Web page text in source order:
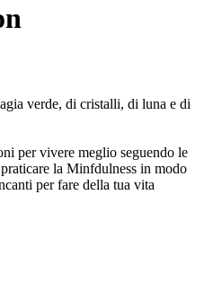
verde, di cristalli, di luna e di
per vivere meglio seguendo le
la Minfdulness in modo
per fare della tua vita